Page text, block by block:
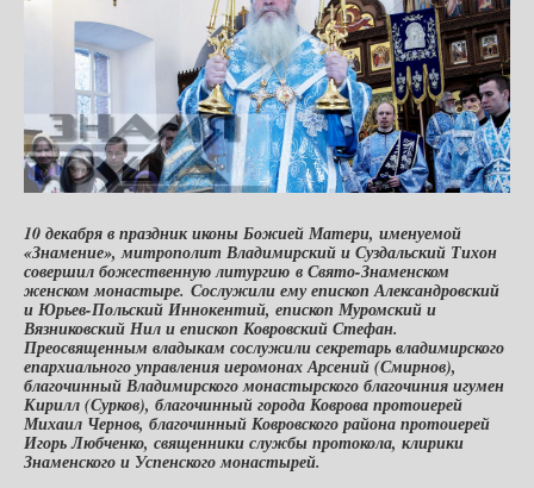
10 декабря в праздник иконы Божией Матери, именуемой
«Знамение», митрополит Владимирский и Суздальский Тихон
совершил божественную литургию в Свято-Знаменском
женском монастыре. Сослужили ему епископ Александровский
и Юрьев-Польский Иннокентий, епископ Муромский и
Вязниковский Нил и епископ Ковровский Стефан.
Преосвященным владыкам сослужили секретарь владимирского
епархиального управления иеромонах Арсений (Смирнов),
благочинный Владимирского монастырского благочиния игумен
Кирилл (Сурков), благочинный города Коврова протоиерей
Михаил Чернов, благочинный Ковровского района протоиерей
Игорь Любченко, священники службы протокола, клирики
Знаменского и Успенского монастырей.